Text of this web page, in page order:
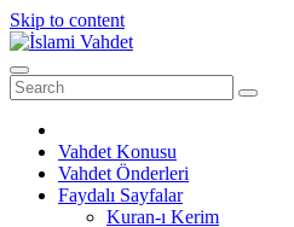
Skip to content
Vahdet Konusu
Vahdet Önderleri
Faydalı Sayfalar
Kuran-ı Kerim